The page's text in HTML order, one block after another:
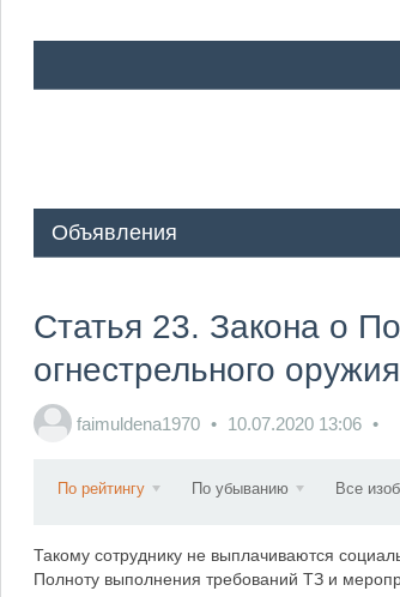
Объявления
Статья 23. Закона о
огнестрельного
faimuldena1970 10.07.2020 13:06
По рейтингу По убыванию Все
Такому сотруднику не выплачиваются
Полноту выполнения требований ТЗ и